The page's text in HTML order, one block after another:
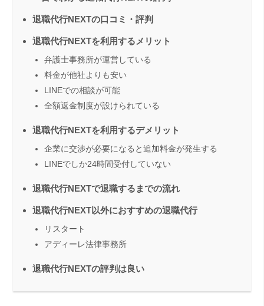
退職代行NEXTの口コミ・評判
退職代行NEXTを利用するメリット
弁護士事務所が運営している
料金が他社よりも安い
LINEでの相談が可能
全額返金制度が設けられている
退職代行NEXTを利用するデメリット
企業に交渉が必要になると追加料金が発生する
LINEでしか24時間受付していない
退職代行NEXTで退職するまでの流れ
退職代行NEXT以外におすすめの退職代行
リスタート
アディーレ法律事務所
退職代行NEXTの評判は良い